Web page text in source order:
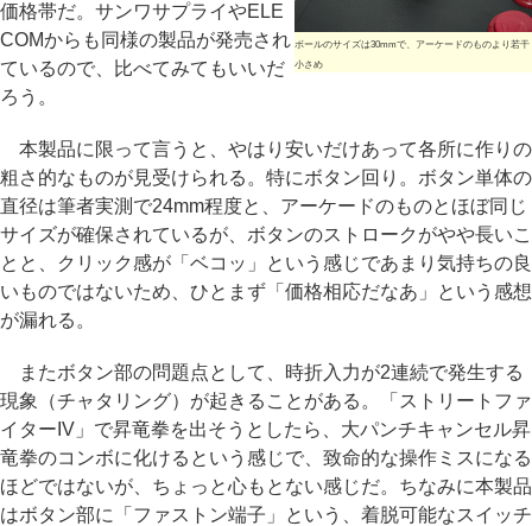
ボールのサイズは30mmで、アーケードのものより若干
小さめ
価格帯だ。サンワサプライやELE
COMからも同様の製品が発売され
ているので、比べてみてもいいだ
ろう。
本製品に限って言うと、やはり安いだけあって各所に作りの
粗さ的なものが見受けられる。特にボタン回り。ボタン単体の
直径は筆者実測で24mm程度と、アーケードのものとほぼ同じ
サイズが確保されているが、ボタンのストロークがやや長いこ
とと、クリック感が「ベコッ」という感じであまり気持ちの良
いものではないため、ひとまず「価格相応だなあ」という感想
が漏れる。
またボタン部の問題点として、時折入力が2連続で発生する
現象（チャタリング）が起きることがある。「ストリートファ
イターIV」で昇竜拳を出そうとしたら、大パンチキャンセル昇
竜拳のコンボに化けるという感じで、致命的な操作ミスになる
ほどではないが、ちょっと心もとない感じだ。ちなみに本製品
はボタン部に「ファストン端子」という、着脱可能なスイッチ